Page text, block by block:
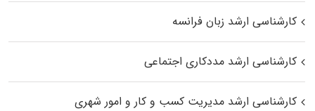
کارشناسی ارشد زبان فرانسه
کارشناسی ارشد مددکاری اجتماعی
کارشناسی ارشد مدیریت کسب و کار و امور شهری